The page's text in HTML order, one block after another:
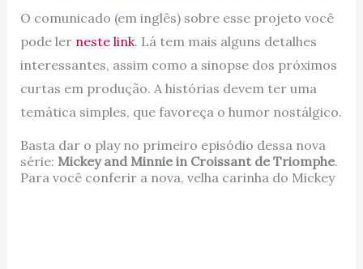
O comunicado (em inglês) sobre esse projeto você
pode ler neste link. Lá tem mais alguns detalhes
interessantes, assim como a sinopse dos próximos
curtas em produção. A histórias devem ter uma
temática simples, que favoreça o humor nostálgico.
Basta dar o play no primeiro episódio dessa nova
série: Mickey and Minnie in Croissant de Triomphe.
Para você conferir a nova, velha carinha do Mickey